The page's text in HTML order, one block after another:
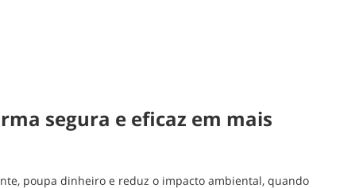
segura e eficaz em mais
poupa dinheiro e reduz o impacto ambiental, quando